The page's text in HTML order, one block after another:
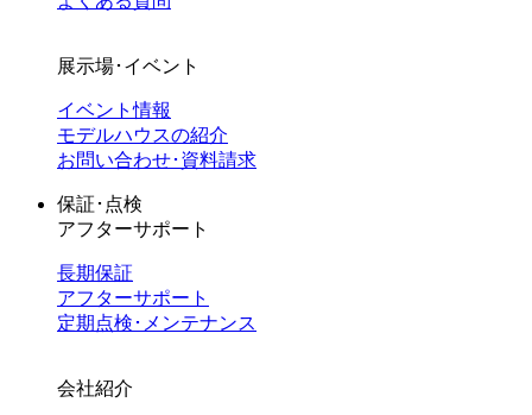
展示場･イベント
イベント情報
モデルハウスの紹介
お問い合わせ･資料請求
保証･点検
アフターサポート
長期保証
アフターサポート
定期点検･メンテナンス
会社紹介